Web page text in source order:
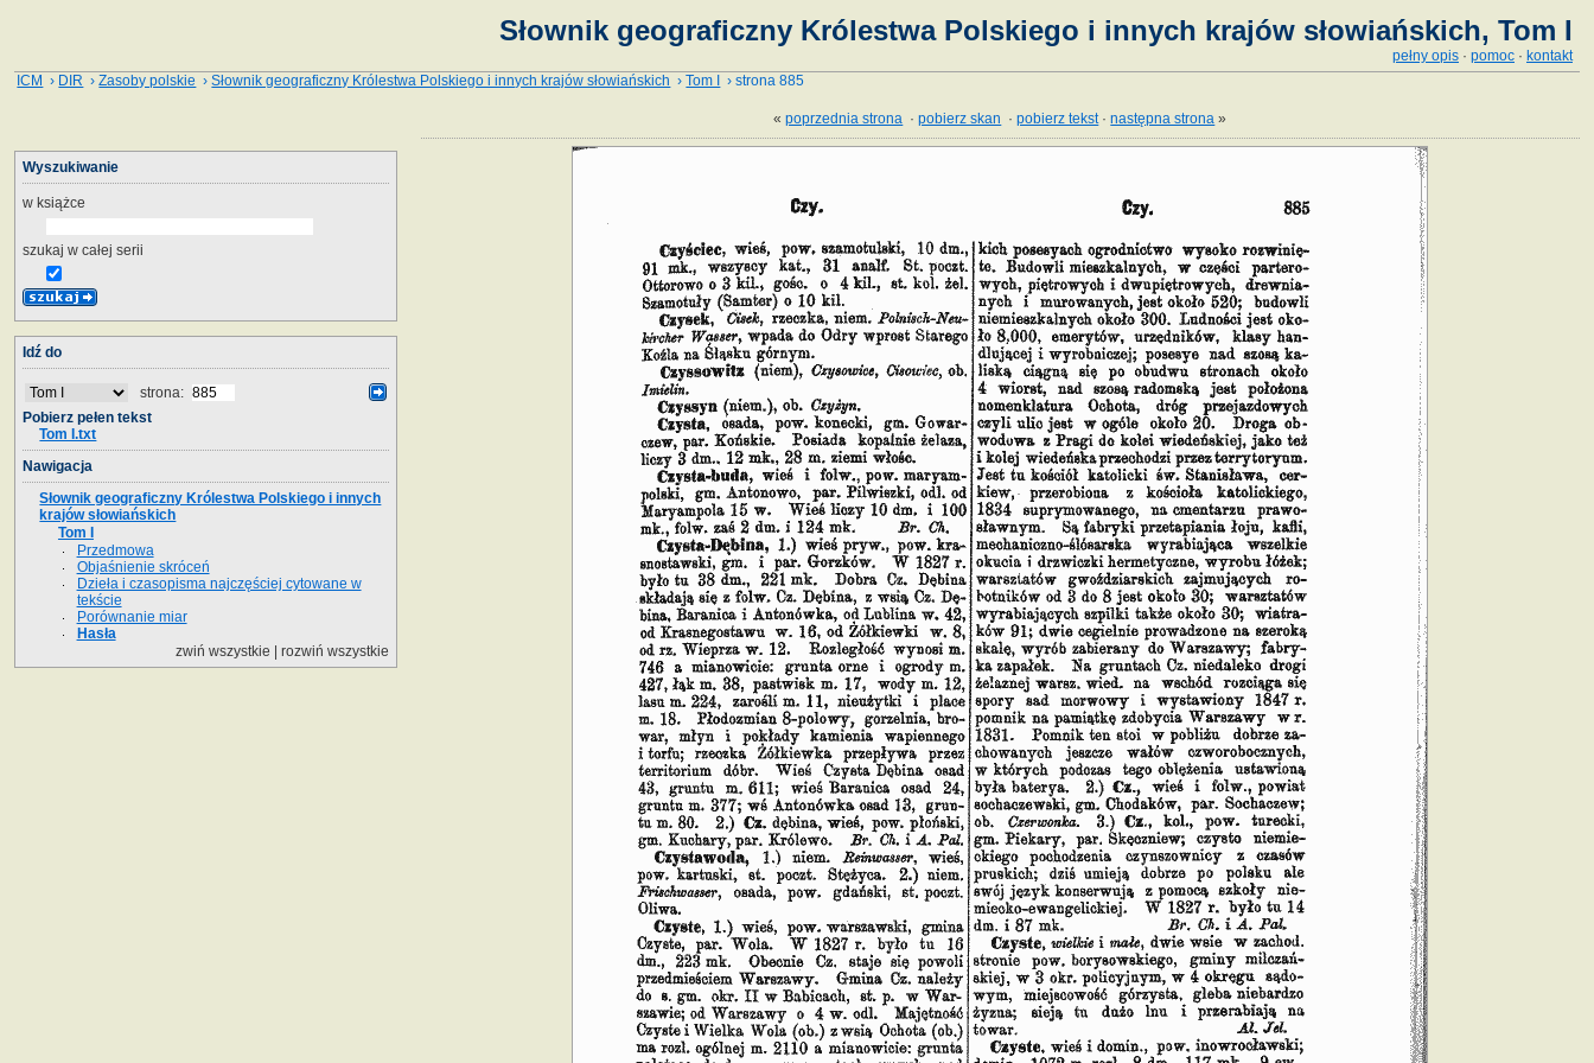
Słownik geograficzny Królestwa Polskiego i innych krajów słowiańskich, Tom I
pełny opis · pomoc · kontakt
ICM › DIR ›Zasoby polskie ›Słownik geograficzny Królestwa Polskiego i innych krajów słowiańskich ›Tom I › strona 885
«poprzednia strona ·pobierz skan ·pobierz tekst·następna strona »
Wyszukiwanie
w książce
szukaj w całej serii
Idź do
strona:
Pobierz pełen tekst
Tom I.txt
Nawigacja
Słownik geograficzny Królestwa Polskiego i innych
krajów słowiańskich
Tom I
Przedmowa
Objaśnienie skróceń
Dzieła i czasopisma najczęściej cytowane w
tekście
Porównanie miar
Hasła
zwiń wszystkie |rozwiń wszystkie